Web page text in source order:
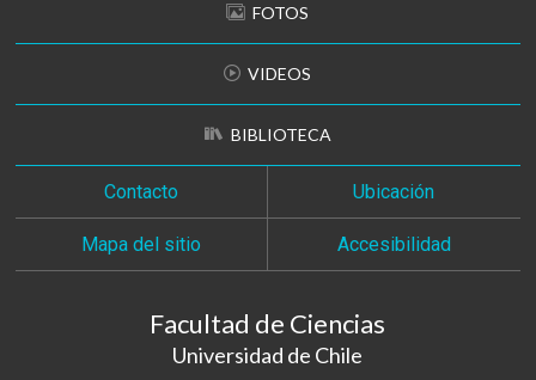
FOTOS
VIDEOS
BIBLIOTECA
Contacto Ubicación
Mapa del sitio Accesibilidad
Facultad de Ciencias
Universidad de Chile